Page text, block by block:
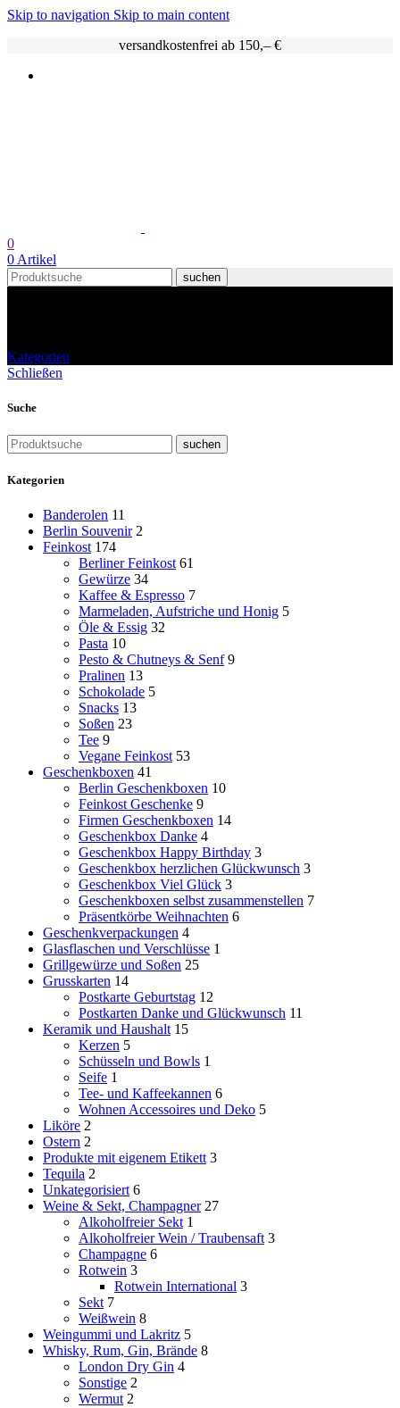
Skip to navigation Skip to main content
versandkostenfrei ab 150,– €
0
0 Artikel
suchen
Kategorien
Schließen
Suche
suchen
Kategorien
Banderolen 11
Berlin Souvenir 2
Feinkost 174
Berliner Feinkost 61
Gewürze 34
Kaffee & Espresso 7
Marmeladen, Aufstriche und Honig 5
Öle & Essig 32
Pasta 10
Pesto & Chutneys & Senf 9
Pralinen 13
Schokolade 5
Snacks 13
Soßen 23
Tee 9
Vegane Feinkost 53
Geschenkboxen 41
Berlin Geschenkboxen 10
Feinkost Geschenke 9
Firmen Geschenkboxen 14
Geschenkbox Danke 4
Geschenkbox Happy Birthday 3
Geschenkbox herzlichen Glückwunsch 3
Geschenkbox Viel Glück 3
Geschenkboxen selbst zusammenstellen 7
Präsentkörbe Weihnachten 6
Geschenkverpackungen 4
Glasflaschen und Verschlüsse 1
Grillgewürze und Soßen 25
Grusskarten 14
Postkarte Geburtstag 12
Postkarten Danke und Glückwunsch 11
Keramik und Haushalt 15
Kerzen 5
Schüsseln und Bowls 1
Seife 1
Tee- und Kaffeekannen 6
Wohnen Accessoires und Deko 5
Liköre 2
Ostern 2
Produkte mit eigenem Etikett 3
Tequila 2
Unkategorisiert 6
Weine & Sekt, Champagner 27
Alkoholfreier Sekt 1
Alkoholfreier Wein / Traubensaft 3
Champagne 6
Rotwein 3
Rotwein International 3
Sekt 7
Weißwein 8
Weingummi und Lakritz 5
Whisky, Rum, Gin, Brände 8
London Dry Gin 4
Sonstige 2
Wermut 2